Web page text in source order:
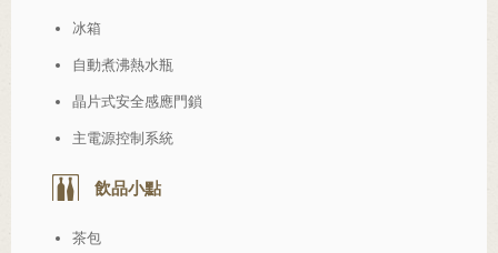
冰箱
自動煮沸熱水瓶
晶片式安全感應門鎖
主電源控制系統
飲品小點
茶包